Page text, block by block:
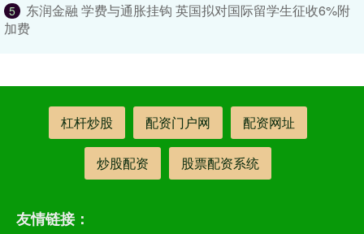
5
东润金融 学费与通胀挂钩 英国拟对国际留学生征收6%附
加费
杠杆炒股 配资门户网 配资网址
炒股配资 股票配资系统
友情链接：